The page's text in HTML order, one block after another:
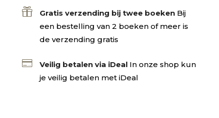
 Gratis verzending bij twee boeken Bij
een bestelling van 2 boeken of meer is
de verzending gratis
 Veilig betalen via iDeal In onze shop kun
je veilig betalen met iDeal